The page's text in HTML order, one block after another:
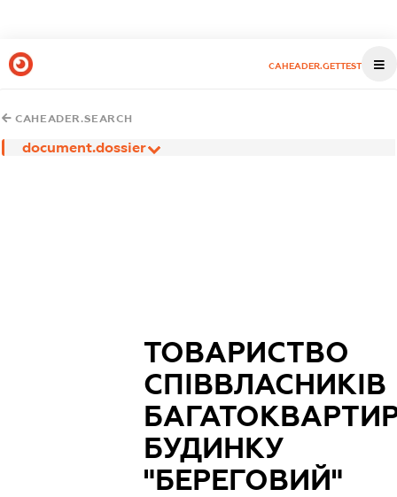
CAHEADER.GETTEST
CAHEADER.SEARCH
document.dossier
ТОВАРИСТВО
СПІВВЛАСНИКІВ
БУДИНКУ
"БЕРЕГОВИЙ"